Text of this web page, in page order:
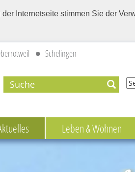
Internetseite stimmen Sie der
Schelingen
Leben & Wohnen